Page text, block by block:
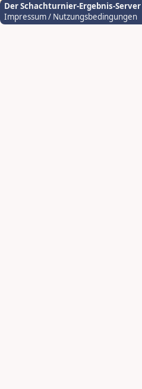
Der Schachturnier-Ergebnis-Server
Impressum / Nutzungsbedingungen